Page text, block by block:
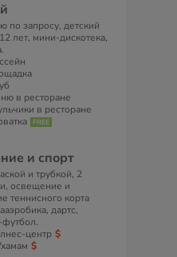
по запросу, детский
лет, мини-дискотека,
в ресторане
в ресторане
и спорт
и трубкой, 2
освещение и
теннисного корта
дартс,
центр